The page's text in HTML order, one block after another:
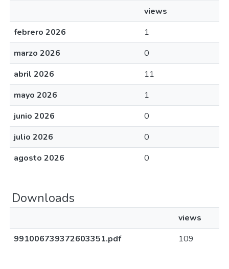
views
febrero 2026
1
marzo 2026
0
abril 2026
11
mayo 2026
1
junio 2026
0
julio 2026
0
agosto 2026
0
Downloads
views
991006739372603351.pdf
109